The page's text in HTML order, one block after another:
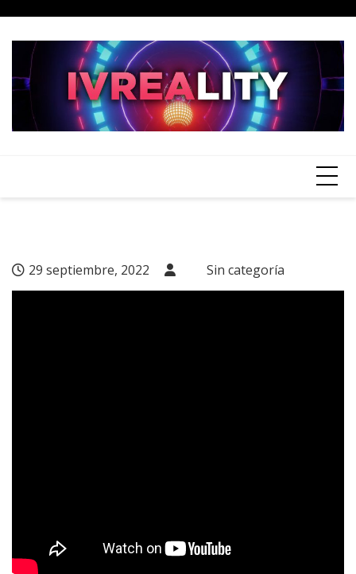
content
29 septiembre, 2022 Sin categoría